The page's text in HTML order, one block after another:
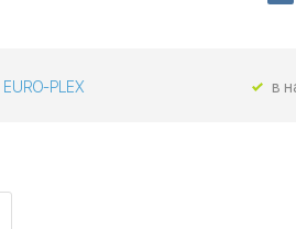
EURO-PLEX в